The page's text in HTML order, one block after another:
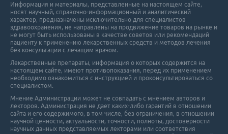
Информация и материалы, представленные на настоящем сайте,
носят научный, справочно-информационный и аналитический
характер, предназначены исключительно для специалистов
здравоохранения, не направлены на продвижение товаров на рынке и
не могут быть использованы в качестве советов или рекомендаций
пациенту к применению лекарственных средств и методов лечения
без консультации с лечащим врачом.
Лекарственные препараты, информация о которых содержится на
настоящем сайте, имеют противопоказания, перед их применением
необходимо ознакомиться с инструкцией и проконсультироваться со
специалистом.
Мнение Администрации может не совпадать с мнением авторов и
лекторов. Администрация не дает каких-либо гарантий в отношении
cайта и его cодержимого, в том числе, без ограничения, в отношении
научной ценности, актуальности, точности, полноты, достоверности
научных данных представляемых лекторами или соответствия